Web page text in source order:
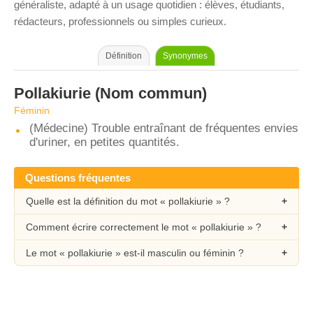
généraliste, adapté à un usage quotidien : élèves, étudiants,
rédacteurs, professionnels ou simples curieux.
Définition Synonymes
Pollakiurie (Nom commun)
Féminin
(Médecine) Trouble entraînant de fréquentes envies
d'uriner, en petites quantités.
Questions fréquentes
Quelle est la définition du mot « pollakiurie » ?
Comment écrire correctement le mot « pollakiurie » ?
Le mot « pollakiurie » est-il masculin ou féminin ?